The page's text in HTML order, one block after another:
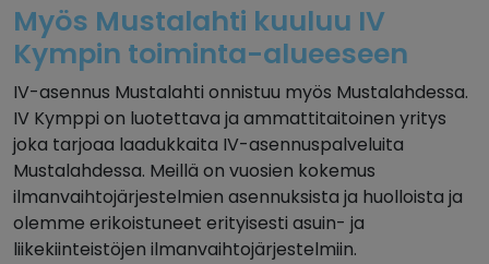
Myös Mustalahti kuuluu IV
Kympin toiminta-alueeseen
IV-asennus Mustalahti onnistuu myös Mustalahdessa.
IV Kymppi on luotettava ja ammattitaitoinen yritys
joka tarjoaa laadukkaita IV-asennuspalveluita
Mustalahdessa. Meillä on vuosien kokemus
ilmanvaihtojärjestelmien asennuksista ja huolloista ja
olemme erikoistuneet erityisesti asuin- ja
liikekiinteistöjen ilmanvaihtojärjestelmiin.